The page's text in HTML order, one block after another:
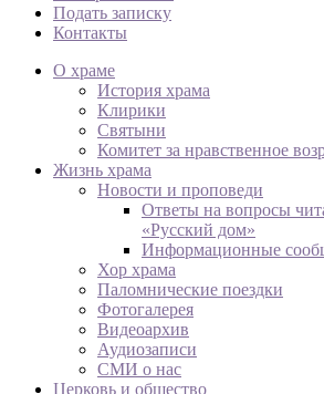
Подать записку
Контакты
О храме
История храма
Клирики
Святыни
Комитет за нравственное
Жизнь храма
Новости и проповеди
Ответы на вопросы
«Русский дом»
Информационные
Хор храма
Паломнические поездки
Фотогалерея
Видеоархив
Аудиозаписи
СМИ о нас
Церковь и общество